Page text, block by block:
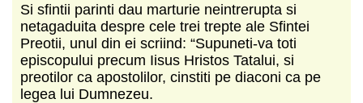
Si sfintii parinti dau marturie neintrerupta si
netagaduita despre cele trei trepte ale Sfintei
Preotii, unul din ei scriind: “Supuneti-va toti
episcopului precum Iisus Hristos Tatalui, si
preotilor ca apostolilor, cinstiti pe diaconi ca pe
legea lui Dumnezeu.